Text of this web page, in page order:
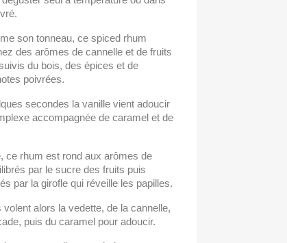
son tonneau, ce spiced rhum
des arômes de cannelle et de fruits
du bois, des épices et de
poivrées.
secondes la vanille vient adoucir
accompagnée de caramel et de
ce rhum est rond aux arômes de
par le sucre des fruits puis
par la girofle qui réveille les papilles.
volent alors la vedette, de la cannelle,
puis du caramel pour adoucir.